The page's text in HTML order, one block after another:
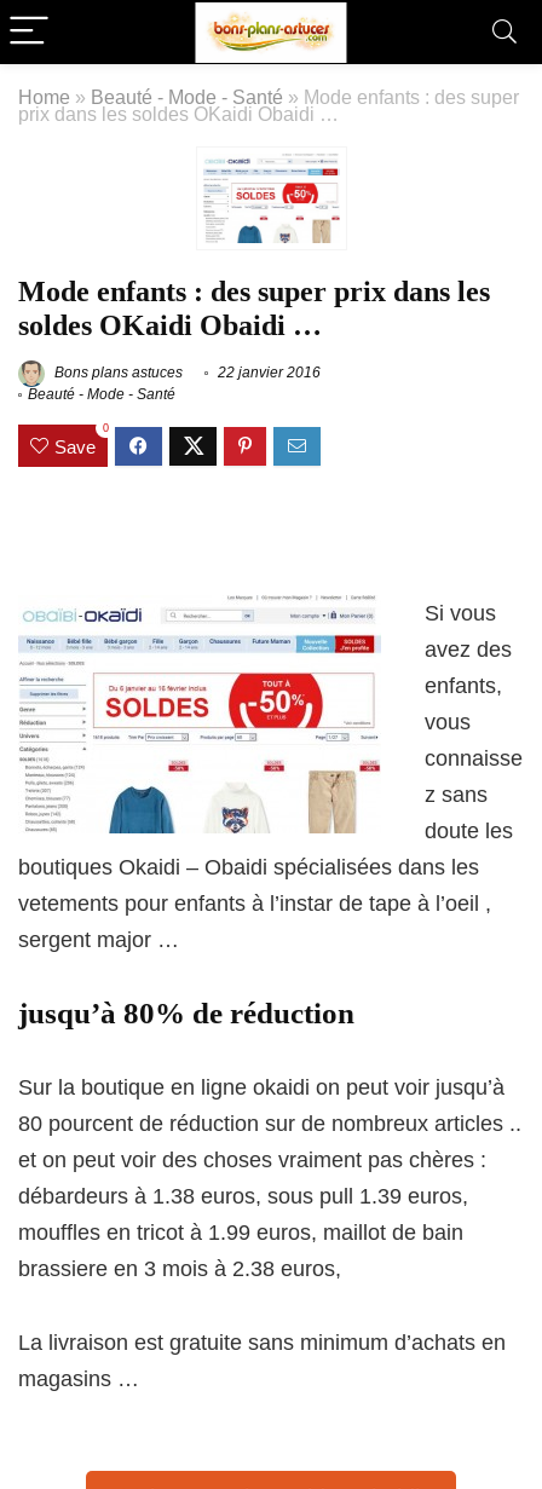
Home » Beauté - Mode - Santé » Mode enfants : des super
prix dans les soldes OKaidi Obaidi …
Mode enfants : des super prix dans les
soldes OKaidi Obaidi …
Bons plans astuces
22 janvier 2016
Beauté - Mode - Santé
Save
0
Si vous
avez des
enfants,
vous
connaisse
z sans
doute les
boutiques Okaidi – Obaidi spécialisées dans les
vetements pour enfants à l’instar de tape à l’oeil ,
sergent major …
jusqu’à 80% de réduction
Sur la boutique en ligne okaidi on peut voir jusqu’à
80 pourcent de réduction sur de nombreux articles ..
et on peut voir des choses vraiment pas chères :
débardeurs à 1.38 euros, sous pull 1.39 euros,
mouffles en tricot à 1.99 euros, maillot de bain
brassiere en 3 mois à 2.38 euros,
La livraison est gratuite sans minimum d’achats en
magasins …